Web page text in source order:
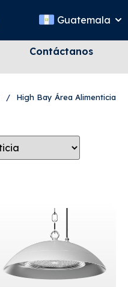
Guatemala
Contáctanos
/ High Bay Área Alimenticia